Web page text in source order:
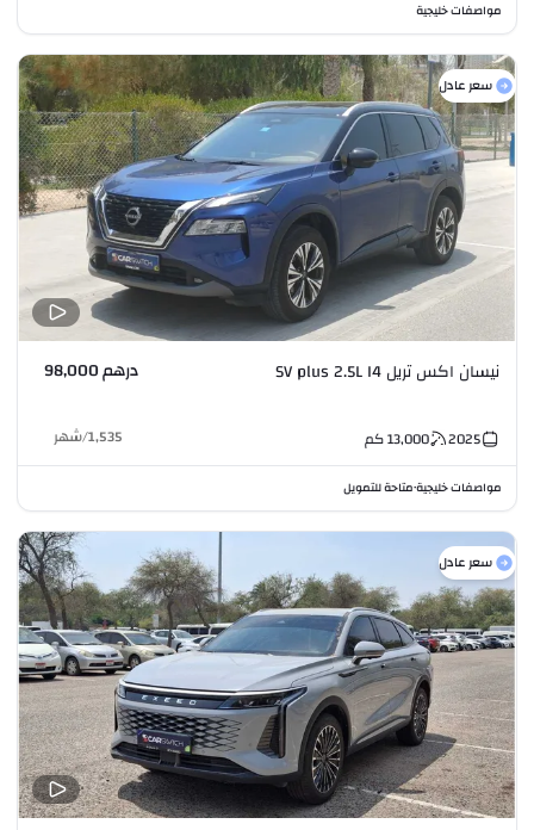
مواصفات خليجية
سعر عادل
نيسان اكس تريل SV plus 2.5L I4 درهم 98,000
2025
13,000كم 1,535
/شهر
مواصفات خليجية•متاحة للتمويل
سعر عادل